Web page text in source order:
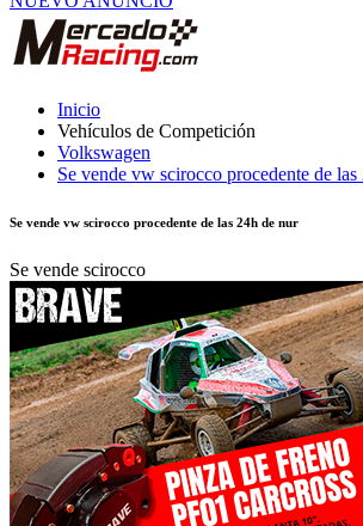
Vehículos de Competición
Volkswagen
Se vende vw scirocco procedente de las